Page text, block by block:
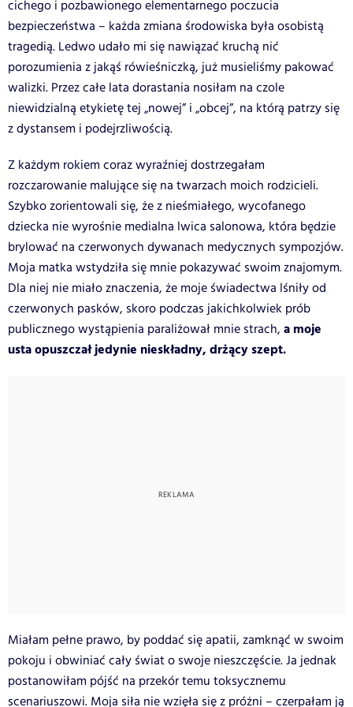
cichego i pozbawionego elementarnego poczucia
bezpieczeństwa – każda zmiana środowiska była osobistą
tragedią. Ledwo udało mi się nawiązać kruchą nić
porozumienia z jakąś rówieśniczką, już musieliśmy pakować
walizki. Przez całe lata dorastania nosiłam na czole
niewidzialną etykietę tej „nowej” i „obcej”, na którą patrzy się
z dystansem i podejrzliwością.
Z każdym rokiem coraz wyraźniej dostrzegałam
rozczarowanie malujące się na twarzach moich rodzicieli.
Szybko zorientowali się, że z nieśmiałego, wycofanego
dziecka nie wyrośnie medialna lwica salonowa, która będzie
brylować na czerwonych dywanach medycznych sympozjów.
Moja matka wstydziła się mnie pokazywać swoim znajomym.
Dla niej nie miało znaczenia, że moje świadectwa lśniły od
czerwonych pasków, skoro podczas jakichkolwiek prób
publicznego wystąpienia paraliżował mnie strach, a moje
usta opuszczał jedynie nieskładny, drżący szept.
Miałam pełne prawo, by poddać się apatii, zamknąć w swoim
pokoju i obwiniać cały świat o swoje nieszczęście. Ja jednak
postanowiłam pójść na przekór temu toksycznemu
scenariuszowi. Moja siła nie wzięła się z próżni – czerpałam ją